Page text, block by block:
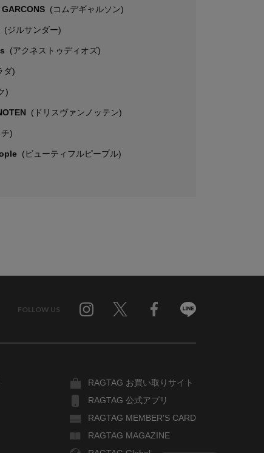
(コムデギャルソン)
(ジルサンダー)
(アクネストゥディオズ)
ダ)
)
(ドリスヴァンノッテン)
)
(ビューティフルピープル)
FOLLOW US
RAGTAG お買い取りサイト
RAGTAG 公式アプリ
RAGTAG MEMBER'S CARD
RAGTAG MAGAZINE